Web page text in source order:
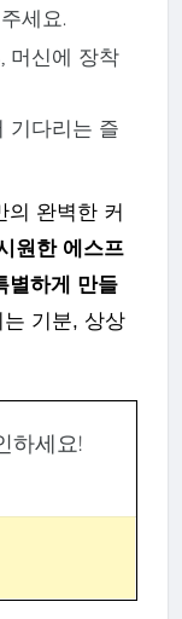
세요.
머신에 장착
기다리는 즐
의 완벽한 커
원한 에스프
별하게 만들
기분, 상상
세요!